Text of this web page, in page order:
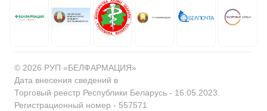
© 2026 РУП «БЕЛФАРМАЦИЯ»
Дата внесения сведений в
Торговый реестр Республики Беларусь - 16.05.2023.
Регистрационный номер - 557571